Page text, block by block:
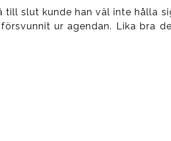
slut kunde han väl inte hålla
ur agendan. Lika bra